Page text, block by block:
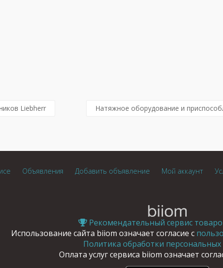
Liebherr Натяжное оборудование и
Объявления Добавить объявление Мой аккаунт
Рекомендательный сервис
Использование сайта biiom означает согласие с
Политика обработки
Оплата услуг сервиса biiom означает